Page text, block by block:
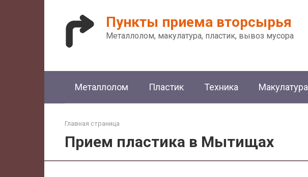
Пункты приема вторсырья
Металлолом, макулатура, пластик, вывоз мусора
Металлолом Пластик Техника Макулатура
Главная страница
Прием пластика в Мытищах